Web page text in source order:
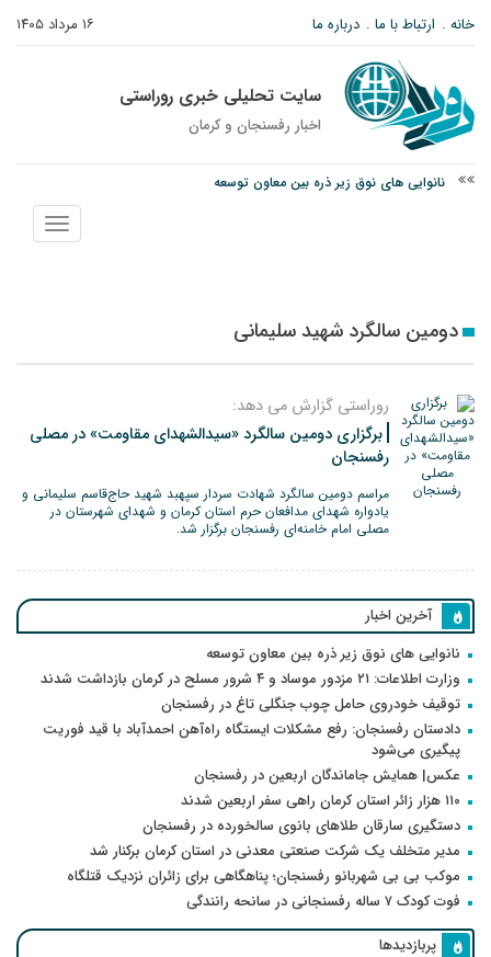
۱۶ مرداد ۱۴۰۵ خانه ارتباط با ما درباره ما
سایت تحلیلی خبری روراستی
اخبار رفسنجان و كرمان
نانوایی های نوق زیر ذره بین معاون توسعه
نمایش
منو
دومین سالگرد شهید سلیمانی
روراستی گزارش می دهد:
برگزاری دومین سالگرد «سیدالشهدای مقاومت» در مصلی
رفسنجان
مراسم دومین سالگرد شهادت سردار سپهبد شهید حاج‌قاسم سلیمانی و
یادواره شهدای مدافعان حرم استان کرمان و شهدای شهرستان در
مصلی امام خامنه‌ای رفسنجان برگزار شد.
آخرین اخبار
نانوایی های نوق زیر ذره بین معاون توسعه
وزارت اطلاعات: ۲۱ مزدور موساد و ۴ شرور مسلح در کرمان بازداشت شدند
توقیف خودروی حامل چوب جنگلی تاغ در رفسنجان
دادستان رفسنجان: رفع مشکلات ایستگاه راه‌آهن احمدآباد با قید فوریت
پیگیری می‌شود
عکس| همایش جاماندگان اربعین در رفسنجان
۱۱۰ هزار زائر استان کرمان راهی سفر اربعین شدند
دستگیری سارقان طلاهای بانوی سالخورده در رفسنجان
مدیر متخلف یک شرکت صنعتی معدنی در استان کرمان برکنار شد
موکب بی بی شهربانو رفسنجان؛ پناهگاهی برای زائران نزدیک قتلگاه
فوت کودک ۷ ساله رفسنجانی در سانحه رانندگی
پربازدیدها